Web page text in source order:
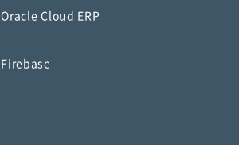
Oracle Cloud ERP
Firebase